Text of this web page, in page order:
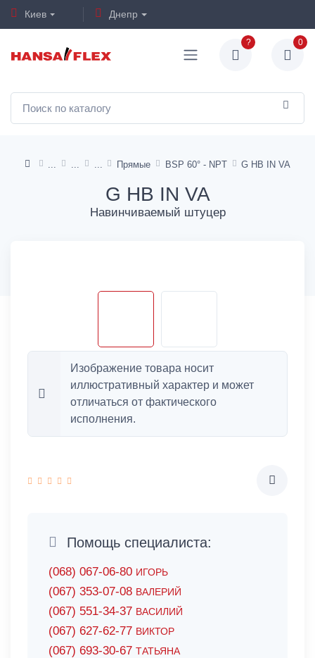
Киев Днепр
? 0
Прямые BSP 60° - NPT G HB IN VA
G HB IN VA
Навинчиваемый штуцер
Изображение товара носит
иллюстративный характер и может
отличаться от фактического
исполнения.
Помощь специалиста:
(068) 067-06-80 ИГОРЬ
(067) 353-07-08 ВАЛЕРИЙ
(067) 551-34-37 ВАСИЛИЙ
(067) 627-62-77 ВИКТОР
(067) 693-30-67 ТАТЬЯНА